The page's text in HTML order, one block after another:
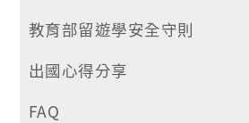
教育部留遊學安全守則
出國心得分享
FAQ